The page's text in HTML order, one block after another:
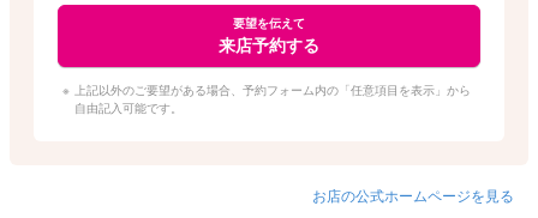
要望を伝えて
来店予約する
上記以外のご要望がある場合、予約フォーム内の「任意項目を表示」から
自由記入可能です。
お店の公式ホームページを見る